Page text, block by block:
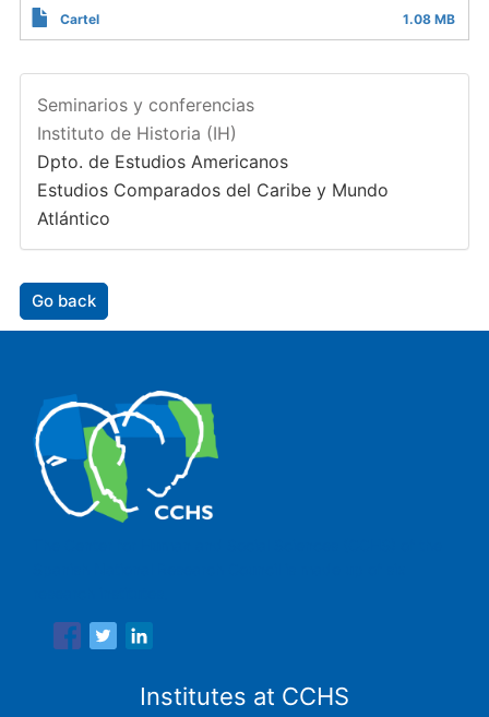
Cartel 1.08 MB
Seminarios y conferencias
Instituto de Historia (IH)
Dpto. de Estudios Americanos
Estudios Comparados del Caribe y Mundo
Atlántico
Go back
Institutes at CCHS